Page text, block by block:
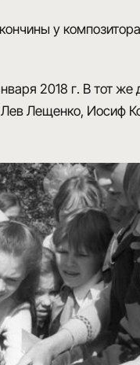
у
2018 г. В тот
Лещенко, Иосиф